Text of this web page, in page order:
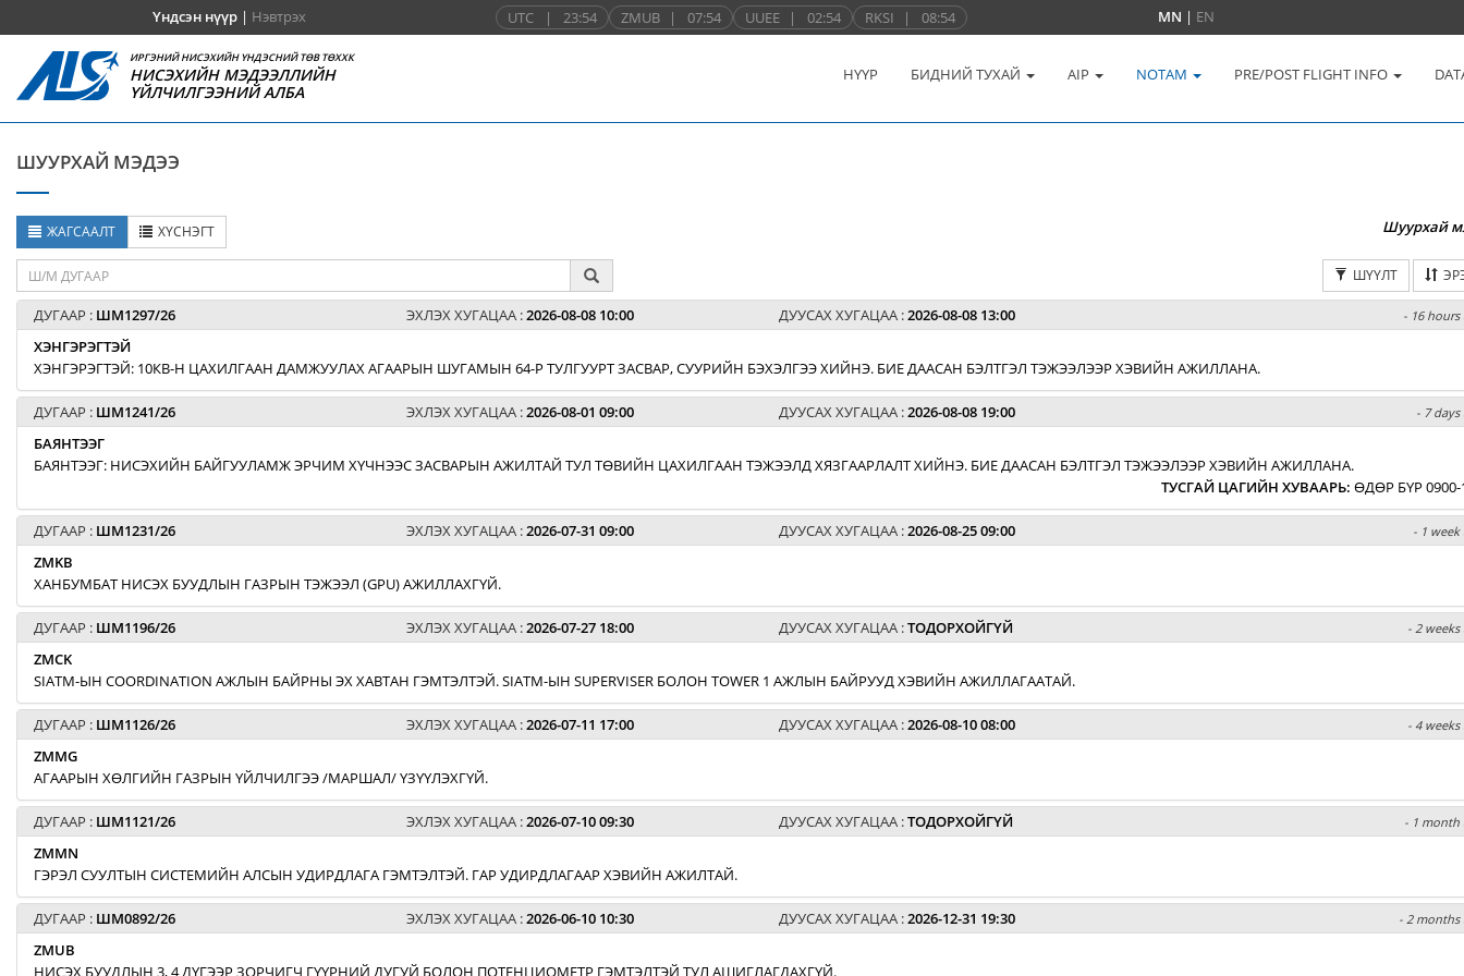
Үндсэн нүүр| Нэвтрэх UTC | 23:54 ZMUB | 07:54 UUEE | 02:54 RKSI | 08:54 MN | EN
ИРГЭНИЙ НИСЭХИЙН ҮНДЭСНИЙ ТӨВ ТӨХХК
НИСЭХИЙН МЭДЭЭЛЛИЙН
ҮЙЛЧИЛГЭЭНИЙ АЛБА
НҮҮР БИДНИЙ ТУХАЙ AIP NOTAM PRE/POST FLIGHT INFO
ШУУРХАЙ МЭДЭЭ
ЖАГСААЛТ ХҮСНЭГТ Шуурхай
ШҮҮЛТ
ДУГААР : ШМ1297/26 ЭХЛЭХ ХУГАЦАА :2026-08-08 10:00 ДУУСАХ ХУГАЦАА :2026-08-08 13:00 - 16 hours
ХЭНГЭРЭГТЭЙ
ХЭНГЭРЭГТЭЙ: 10КВ-Н ЦАХИЛГААН ДАМЖУУЛАХ АГААРЫН ШУГАМЫН 64-Р ТУЛГУУРТ ЗАСВАР, СУУРИЙН БЭХЭЛГЭЭ ХИЙНЭ. БИЕ ДААСАН БЭЛТГЭЛ ТЭЖЭЭЛЭЭР ХЭВИЙН АЖИЛЛАНА.
ДУГААР : ШМ1241/26 ЭХЛЭХ ХУГАЦАА :2026-08-01 09:00 ДУУСАХ ХУГАЦАА :2026-08-08 19:00 - 7 days
БАЯНТЭЭГ
БАЯНТЭЭГ: НИСЭХИЙН БАЙГУУЛАМЖ ЭРЧИМ ХҮЧНЭЭС ЗАСВАРЫН АЖИЛТАЙ ТУЛ ТӨВИЙН ЦАХИЛГААН ТЭЖЭЭЛД ХЯЗГААРЛАЛТ ХИЙНЭ. БИЕ ДААСАН БЭЛТГЭЛ ТЭЖЭЭЛЭЭР ХЭВИЙН АЖИЛЛАНА.
ТУСГАЙ ЦАГИЙН ХУВААРЬ: ӨДӨР БҮР 0900-
ДУГААР : ШМ1231/26 ЭХЛЭХ ХУГАЦАА :2026-07-31 09:00 ДУУСАХ ХУГАЦАА :2026-08-25 09:00 - 1 week
ZMKB
ХАНБУМБАТ НИСЭХ БУУДЛЫН ГАЗРЫН ТЭЖЭЭЛ (GPU) АЖИЛЛАХГҮЙ.
ДУГААР : ШМ1196/26 ЭХЛЭХ ХУГАЦАА :2026-07-27 18:00 ДУУСАХ ХУГАЦАА :ТОДОРХОЙГҮЙ - 2 weeks
ZMCK
SIATM-ЫН COORDINATION АЖЛЫН БАЙРНЫ ЭХ ХАВТАН ГЭМТЭЛТЭЙ. SIATM-ЫН SUPERVISER БОЛОН TOWER 1 АЖЛЫН БАЙРУУД ХЭВИЙН АЖИЛЛАГААТАЙ.
ДУГААР : ШМ1126/26 ЭХЛЭХ ХУГАЦАА :2026-07-11 17:00 ДУУСАХ ХУГАЦАА :2026-08-10 08:00 - 4 weeks
ZMMG
АГААРЫН ХӨЛГИЙН ГАЗРЫН ҮЙЛЧИЛГЭЭ /МАРШАЛ/ ҮЗҮҮЛЭХГҮЙ.
ДУГААР : ШМ1121/26 ЭХЛЭХ ХУГАЦАА :2026-07-10 09:30 ДУУСАХ ХУГАЦАА :ТОДОРХОЙГҮЙ - 1 month
ZMMN
ГЭРЭЛ СУУЛТЫН СИСТЕМИЙН АЛСЫН УДИРДЛАГА ГЭМТЭЛТЭЙ. ГАР УДИРДЛАГААР ХЭВИЙН АЖИЛТАЙ.
ДУГААР : ШМ0892/26 ЭХЛЭХ ХУГАЦАА :2026-06-10 10:30 ДУУСАХ ХУГАЦАА :2026-12-31 19:30 - 2 months
ZMUB
НИСЭХ БУУДЛЫН 3, 4 ДҮГЭЭР ЗОРЧИГЧ ГҮҮРНИЙ ДУГУЙ БОЛОН ПОТЕНЦИОМЕТР ГЭМТЭЛТЭЙ ТУЛ АШИГЛАГДАХГҮЙ.